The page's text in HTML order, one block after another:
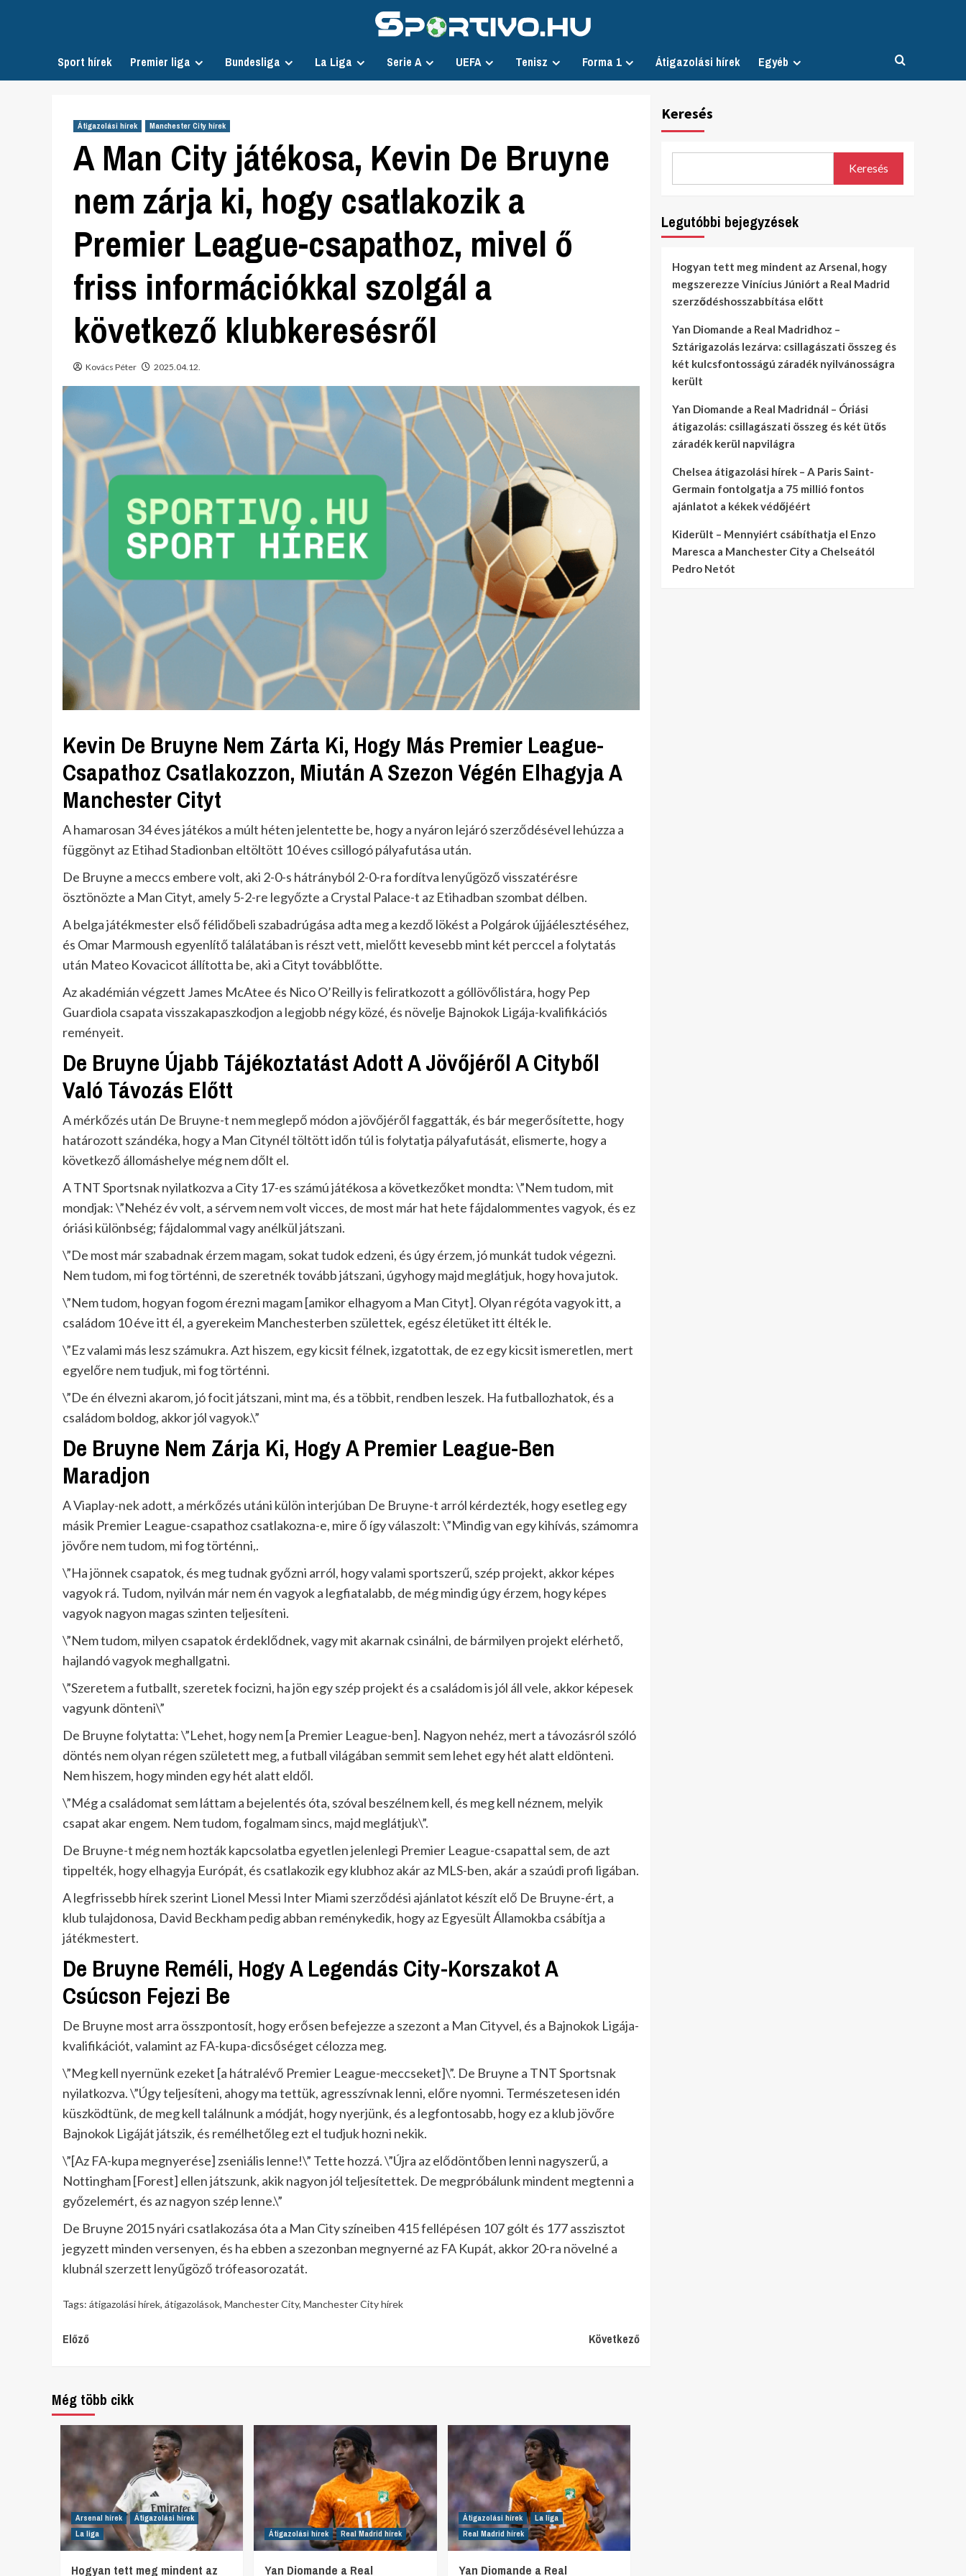
Sport hírek Premier liga Bundesliga La Liga Serie A UEFA Tenisz Forma 1 Átigazolási hírek Egyéb
Átigazolási hírek Manchester City hírek
A Man City játékosa, Kevin De Bruyne
nem zárja ki, hogy csatlakozik a
Premier League-csapathoz, mivel ő
friss információkkal szolgál a
következő klubkeresésről
Kovács Péter 2025.04.12.
Kevin De Bruyne Nem Zárta Ki, Hogy Más Premier League-
Csapathoz Csatlakozzon, Miután A Szezon Végén Elhagyja A
Manchester Cityt
A hamarosan 34 éves játékos a múlt héten jelentette be, hogy a nyáron lejáró szerződésével lehúzza a
függönyt az Etihad Stadionban eltöltött 10 éves csillogó pályafutása után.
De Bruyne a meccs embere volt, aki 2-0-s hátrányból 2-0-ra fordítva lenyűgöző visszatérésre
ösztönözte a Man Cityt, amely 5-2-re legyőzte a Crystal Palace-t az Etihadban szombat délben.
A belga játékmester első félidőbeli szabadrúgása adta meg a kezdő lökést a Polgárok újjáélesztéséhez,
és Omar Marmoush egyenlítő találatában is részt vett, mielőtt kevesebb mint két perccel a folytatás
után Mateo Kovacicot állította be, aki a Cityt továbblőtte.
Az akadémián végzett James McAtee és Nico O’Reilly is feliratkozott a góllövőlistára, hogy Pep
Guardiola csapata visszakapaszkodjon a legjobb négy közé, és növelje Bajnokok Ligája-kvalifikációs
reményeit.
De Bruyne Újabb Tájékoztatást Adott A Jövőjéről A Cityből
Való Távozás Előtt
A mérkőzés után De Bruyne-t nem meglepő módon a jövőjéről faggatták, és bár megerősítette, hogy
határozott szándéka, hogy a Man Citynél töltött időn túl is folytatja pályafutását, elismerte, hogy a
következő állomáshelye még nem dőlt el.
A TNT Sportsnak nyilatkozva a City 17-es számú játékosa a következőket mondta: \”Nem tudom, mit
mondjak: \”Nehéz év volt, a sérvem nem volt vicces, de most már hat hete fájdalommentes vagyok, és ez
óriási különbség; fájdalommal vagy anélkül játszani.
\”De most már szabadnak érzem magam, sokat tudok edzeni, és úgy érzem, jó munkát tudok végezni.
Nem tudom, mi fog történni, de szeretnék tovább játszani, úgyhogy majd meglátjuk, hogy hova jutok.
\”Nem tudom, hogyan fogom érezni magam [amikor elhagyom a Man Cityt]. Olyan régóta vagyok itt, a
családom 10 éve itt él, a gyerekeim Manchesterben születtek, egész életüket itt élték le.
\”Ez valami más lesz számukra. Azt hiszem, egy kicsit félnek, izgatottak, de ez egy kicsit ismeretlen, mert
egyelőre nem tudjuk, mi fog történni.
\”De én élvezni akarom, jó focit játszani, mint ma, és a többit, rendben leszek. Ha futballozhatok, és a
családom boldog, akkor jól vagyok.\”
De Bruyne Nem Zárja Ki, Hogy A Premier League-Ben
Maradjon
A Viaplay-nek adott, a mérkőzés utáni külön interjúban De Bruyne-t arról kérdezték, hogy esetleg egy
másik Premier League-csapathoz csatlakozna-e, mire ő így válaszolt: \”Mindig van egy kihívás, számomra
jövőre nem tudom, mi fog történni,.
\”Ha jönnek csapatok, és meg tudnak győzni arról, hogy valami sportszerű, szép projekt, akkor képes
vagyok rá. Tudom, nyilván már nem én vagyok a legfiatalabb, de még mindig úgy érzem, hogy képes
vagyok nagyon magas szinten teljesíteni.
\”Nem tudom, milyen csapatok érdeklődnek, vagy mit akarnak csinálni, de bármilyen projekt elérhető,
hajlandó vagyok meghallgatni.
\”Szeretem a futballt, szeretek focizni, ha jön egy szép projekt és a családom is jól áll vele, akkor képesek
vagyunk dönteni\”
De Bruyne folytatta: \”Lehet, hogy nem [a Premier League-ben]. Nagyon nehéz, mert a távozásról szóló
döntés nem olyan régen született meg, a futball világában semmit sem lehet egy hét alatt eldönteni.
Nem hiszem, hogy minden egy hét alatt eldől.
\”Még a családomat sem láttam a bejelentés óta, szóval beszélnem kell, és meg kell néznem, melyik
csapat akar engem. Nem tudom, fogalmam sincs, majd meglátjuk\”.
De Bruyne-t még nem hozták kapcsolatba egyetlen jelenlegi Premier League-csapattal sem, de azt
tippelték, hogy elhagyja Európát, és csatlakozik egy klubhoz akár az MLS-ben, akár a szaúdi profi ligában.
A legfrissebb hírek szerint Lionel Messi Inter Miami szerződési ajánlatot készít elő De Bruyne-ért, a
klub tulajdonosa, David Beckham pedig abban reménykedik, hogy az Egyesült Államokba csábítja a
játékmestert.
De Bruyne Reméli, Hogy A Legendás City-Korszakot A
Csúcson Fejezi Be
De Bruyne most arra összpontosít, hogy erősen befejezze a szezont a Man Cityvel, és a Bajnokok Ligája-
kvalifikációt, valamint az FA-kupa-dicsőséget célozza meg.
\”Meg kell nyernünk ezeket [a hátralévő Premier League-meccseket]\”. De Bruyne a TNT Sportsnak
nyilatkozva. \”Úgy teljesíteni, ahogy ma tettük, agresszívnak lenni, előre nyomni. Természetesen idén
küszködtünk, de meg kell találnunk a módját, hogy nyerjünk, és a legfontosabb, hogy ez a klub jövőre
Bajnokok Ligáját játszik, és remélhetőleg ezt el tudjuk hozni nekik.
\”[Az FA-kupa megnyerése] zseniális lenne!\” Tette hozzá. \”Újra az elődöntőben lenni nagyszerű, a
Nottingham [Forest] ellen játszunk, akik nagyon jól teljesítettek. De megpróbálunk mindent megtenni a
győzelemért, és az nagyon szép lenne.\”
De Bruyne 2015 nyári csatlakozása óta a Man City színeiben 415 fellépésen 107 gólt és 177 asszisztot
jegyzett minden versenyen, és ha ebben a szezonban megnyerné az FA Kupát, akkor 20-ra növelné a
klubnál szerzett lenyűgöző trófeasorozatát.
Tags: átigazolási hírek, átigazolások, Manchester City, Manchester City hírek
Continue
Előző Következő
Még több cikk
Arsenal hírek
Átigazolási hírek
La liga
Hogyan tett meg mindent az
Átigazolási hírek Real Madrid hírek
Yan Diomande a Real
Átigazolási hírek
La liga
Real Madrid hírek
Yan Diomande a Real
Keresés
Keresés
Legutóbbi bejegyzések
Hogyan tett meg mindent az Arsenal, hogy
megszerezze Vinícius Júniórt a Real Madrid
szerződéshosszabbítása előtt
Yan Diomande a Real Madridhoz –
Sztárigazolás lezárva: csillagászati összeg és
két kulcsfontosságú záradék nyilvánosságra
került
Yan Diomande a Real Madridnál – Óriási
átigazolás: csillagászati összeg és két ütős
záradék kerül napvilágra
Chelsea átigazolási hírek – A Paris Saint-
Germain fontolgatja a 75 millió fontos
ajánlatot a kékek védőjéért
Kiderült – Mennyiért csábíthatja el Enzo
Maresca a Manchester City a Chelseától
Pedro Netót